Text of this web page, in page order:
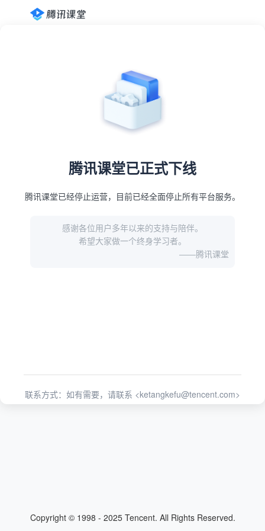
腾讯课堂已正式下线
腾讯课堂已经停止运营，目前已经全面停止所有平台服务。
感谢各位用户多年以来的支持与陪伴。
希望大家做一个终身学习者。
——腾讯课堂
联系方式：如有需要，请联系 <ketangkefu@tencent.com>
Copyright © 1998 - 2025 Tencent. All Rights Reserved.